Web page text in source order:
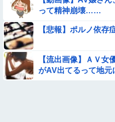
【ロマン】世界を動かした暗号
【画像】プールに来てた水着JC
【動画】女子中学生の『チン媚
って精神崩壊……
【悲報】ポルノ依存
【流出画像】ＡＶ女
がAV出てるって地元